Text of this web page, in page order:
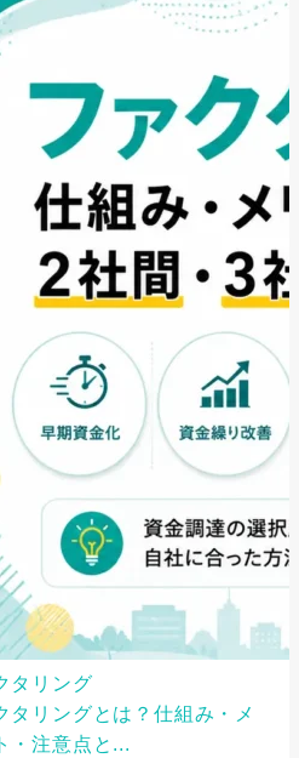
タリング
タリングとは？仕組み・メ
・注意点と...